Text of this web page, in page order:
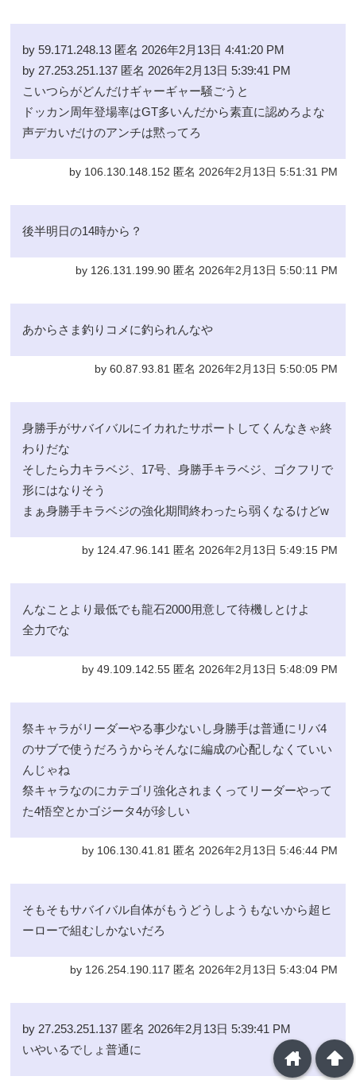
by 59.171.248.13 匿名 2026年2月13日 4:41:20 PM
by 27.253.251.137 匿名 2026年2月13日 5:39:41 PM
こいつらがどんだけギャーギャー騒ごうと
ドッカン周年登場率はGT多いんだから素直に認めろよな
声デカいだけのアンチは黙ってろ
by 106.130.148.152 匿名 2026年2月13日 5:51:31 PM
後半明日の14時から？
by 126.131.199.90 匿名 2026年2月13日 5:50:11 PM
あからさま釣りコメに釣られんなや
by 60.87.93.81 匿名 2026年2月13日 5:50:05 PM
身勝手がサバイバルにイカれたサポートしてくんなきゃ終
わりだな
そしたら力キラベジ、17号、身勝手キラベジ、ゴクフリで
形にはなりそう
まぁ身勝手キラベジの強化期間終わったら弱くなるけどw
by 124.47.96.141 匿名 2026年2月13日 5:49:15 PM
んなことより最低でも龍石2000用意して待機しとけよ
全力でな
by 49.109.142.55 匿名 2026年2月13日 5:48:09 PM
祭キャラがリーダーやる事少ないし身勝手は普通にリバ4
のサブで使うだろうからそんなに編成の心配しなくていい
んじゃね
祭キャラなのにカテゴリ強化されまくってリーダーやって
た4悟空とかゴジータ4が珍しい
by 106.130.41.81 匿名 2026年2月13日 5:46:44 PM
そもそもサバイバル自体がもうどうしようもないから超ヒ
ーローで組むしかないだろ
by 126.254.190.117 匿名 2026年2月13日 5:43:04 PM
by 27.253.251.137 匿名 2026年2月13日 5:39:41 PM
いやいるでしょ普通に
arrowup
home